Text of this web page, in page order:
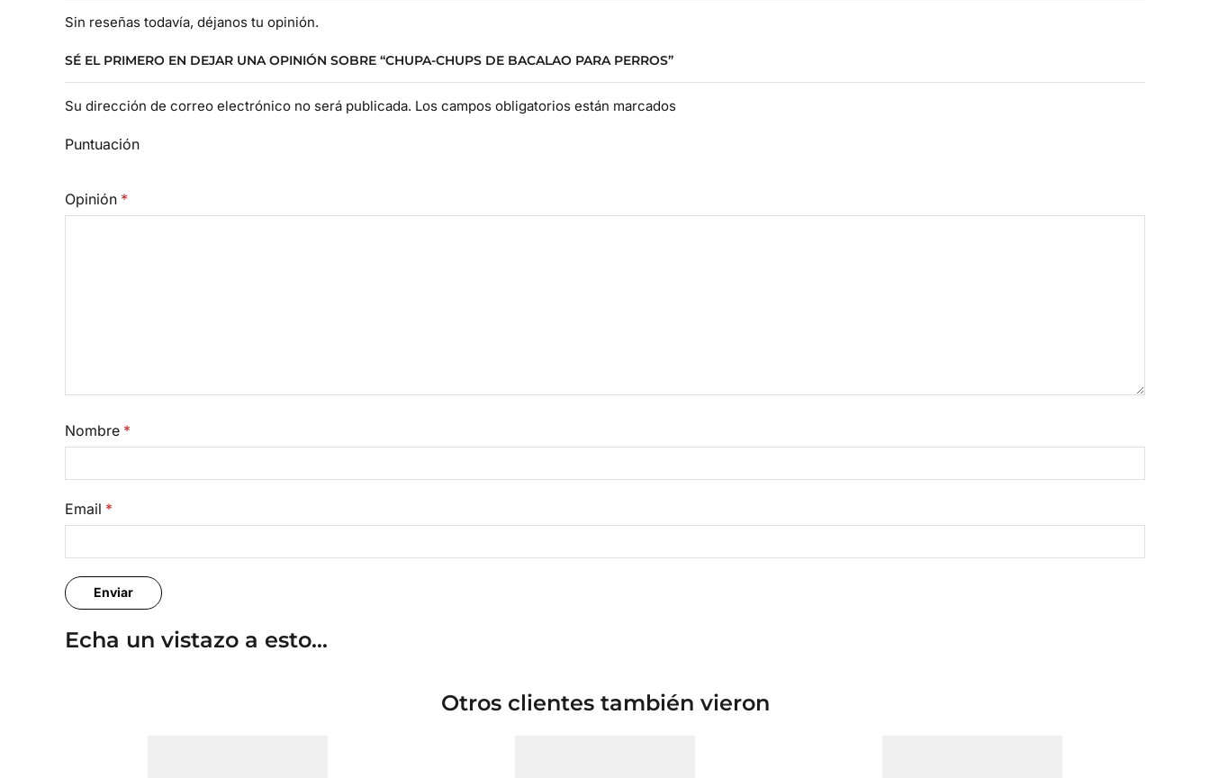
Sin reseñas todavía, déjanos tu opinión.
SÉ EL PRIMERO EN DEJAR UNA OPINIÓN SOBRE “CHUPA-CHUPS DE BACALAO PARA PERROS”
Su dirección de correo electrónico no será publicada. Los campos obligatorios están marcados
Puntuación
Opinión *
Nombre *
Email *
Echa un vistazo a esto...
Otros clientes también vieron